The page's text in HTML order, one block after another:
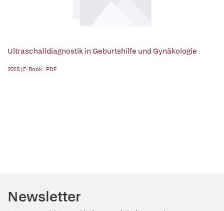
Ultraschalldiagnostik in Geburtshilfe und Gynäkologie
2025 | E-Book - PDF
Newsletter